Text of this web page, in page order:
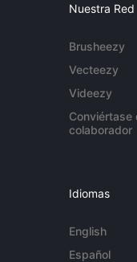
Nuestra Red
Brusheezy
Vecteezy
Videezy
Conviértase
colaborador
Idiomas
English
Español